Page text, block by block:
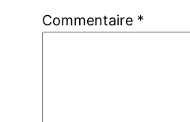
Commentaire *